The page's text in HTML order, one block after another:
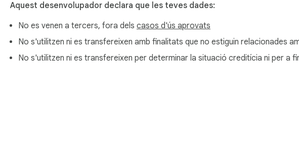
Aquest desenvolupador declara que les teves dades:
No es venen a tercers, fora dels casos d'ús aprovats
No s'utilitzen ni es transfereixen amb finalitats que no estiguin relacionades
No s'utilitzen ni es transfereixen per determinar la situació creditícia ni per a